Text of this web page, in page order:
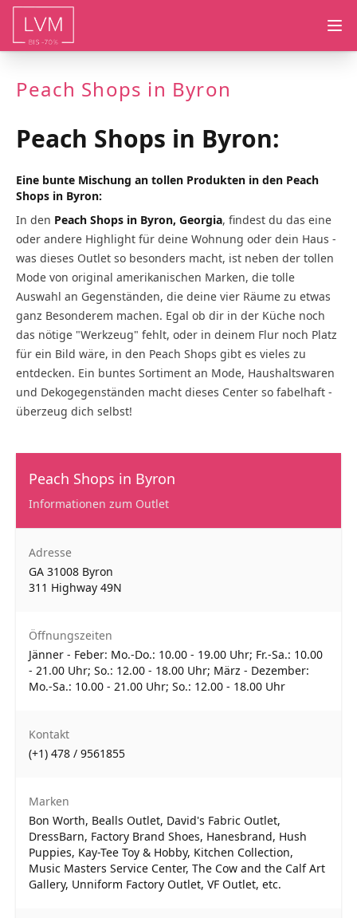
Peach Shops in Byron
Peach Shops in Byron:
Eine bunte Mischung an tollen Produkten in den Peach
Shops in Byron:
In den Peach Shops in Byron, Georgia, findest du das eine
oder andere Highlight für deine Wohnung oder dein Haus -
was dieses Outlet so besonders macht, ist neben der tollen
Mode von original amerikanischen Marken, die tolle
Auswahl an Gegenständen, die deine vier Räume zu etwas
ganz Besonderem machen. Egal ob dir in der Küche noch
das nötige "Werkzeug" fehlt, oder in deinem Flur noch Platz
für ein Bild wäre, in den Peach Shops gibt es vieles zu
entdecken. Ein buntes Sortiment an Mode, Haushaltswaren
und Dekogegenständen macht dieses Center so fabelhaft -
überzeug dich selbst!
Peach Shops in Byron
Informationen zum Outlet
Adresse
GA 31008 Byron
311 Highway 49N
Öffnungszeiten
Jänner - Feber: Mo.-Do.: 10.00 - 19.00 Uhr; Fr.-Sa.: 10.00
- 21.00 Uhr; So.: 12.00 - 18.00 Uhr; März - Dezember:
Mo.-Sa.: 10.00 - 21.00 Uhr; So.: 12.00 - 18.00 Uhr
Kontakt
(+1) 478 / 9561855
Marken
Bon Worth, Bealls Outlet, David's Fabric Outlet,
DressBarn, Factory Brand Shoes, Hanesbrand, Hush
Puppies, Kay-Tee Toy & Hobby, Kitchen Collection,
Music Masters Service Center, The Cow and the Calf Art
Gallery, Unniform Factory Outlet, VF Outlet, etc.